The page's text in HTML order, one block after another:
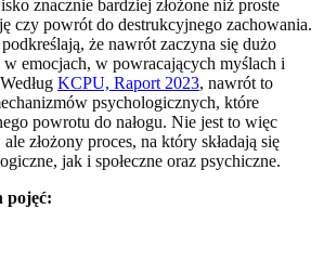
znacznie bardziej złożone niż proste
czy powrót do destrukcyjnego zachowania.
że nawrót zaczyna się dużo
emocjach, w powracających myślach i
KCPU, Raport 2023, nawrót to
psychologicznych, które
powrotu do nałogu. Nie jest to więc
złożony proces, na który składają się
jak i społeczne oraz psychiczne.
pojęć: